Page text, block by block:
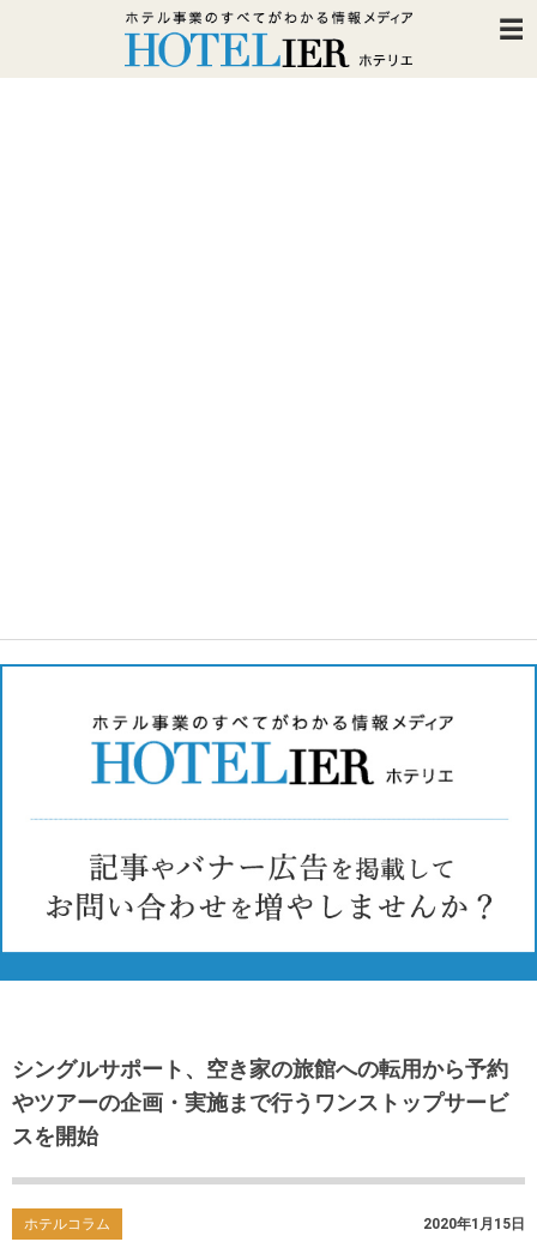
シングルサポート、空き家の旅館への転用から予約
やツアーの企画・実施まで行うワンストップサービ
スを開始
ホテルコラム 2020年1月15日